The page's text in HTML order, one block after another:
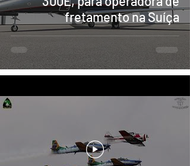
fretamento na Suíça